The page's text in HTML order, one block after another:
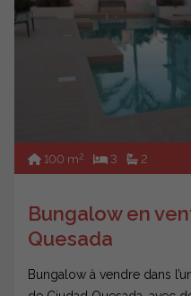
100 m2 3 2
Bungalow en
Quesada
Bungalow à vendre dans